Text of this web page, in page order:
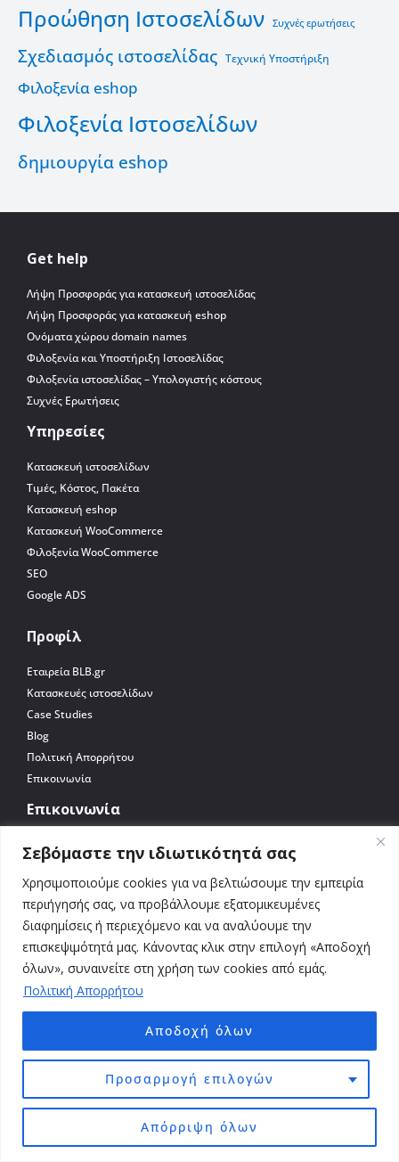
Σεβόμαστε την ιδιωτικότητά σας
Χρησιμοποιούμε cookies για να βελτιώσουμε την εμπειρία
περιήγησής σας, να προβάλλουμε εξατομικευμένες
διαφημίσεις ή περιεχόμενο και να αναλύουμε την
επισκεψιμότητά μας. Κάνοντας κλικ στην επιλογή «Αποδοχή
όλων», συναινείτε στη χρήση των cookies από εμάς.
Πολιτική Απορρήτου
Προσαρμογή επιλογών
Απόρριψη όλων
Αποδοχή όλων
Προώθηση Ιστοσελίδων Συχνές ερωτήσεις
Σχεδιασμός ιστοσελίδας Τεχνική Υποστήριξη
Φιλοξενία eshop
Φιλοξενία Ιστοσελίδων
δημιουργία eshop
Get help
Λήψη Προσφοράς για κατασκευή ιστοσελίδας
Λήψη Προσφοράς για κατασκευή eshop
Ονόματα χώρου domain names
Φιλοξενία και Υποστήριξη Ιστοσελίδας
Φιλοξενία ιστοσελίδας – Υπολογιστής κόστους
Συχνές Ερωτήσεις
Υπηρεσίες
Κατασκευή ιστοσελίδων
Τιμές, Κόστος, Πακέτα
Κατασκευή eshop
Κατασκευή WooCommerce
Φιλοξενία WooCommerce
SEO
Google ADS
Προφίλ
Εταιρεία BLB.gr
Κατασκευές ιστοσελίδων
Case Studies
Blog
Πολιτική Απορρήτου
Επικοινωνία
Επικοινωνία
Αττική | Σαράφη 67, Αθήνα 12241
Εύβοια | Καρύστου 72, Κάρυστος 34001
Κυκλάδες | Νάξος 84300
2103003801
seo@blb.gr
© 2026 BLB.gr. All Rights Reserved. Απαγορεύεται η αναδημοσίευση, αναπαραγωγή,